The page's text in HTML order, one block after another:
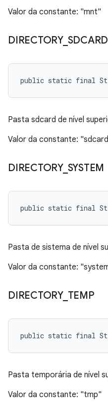
Valor da constante: "mnt"
DIRECTORY_ SDCARD
public static final String
Pasta sdcard de nível
Valor da constante:
DIRECTORY_ SYSTEM
public static final String
Pasta de sistema de nível
Valor da constante:
DIRECTORY_ TEMP
public static final
Pasta temporária de nível
Valor da constante: "tmp"